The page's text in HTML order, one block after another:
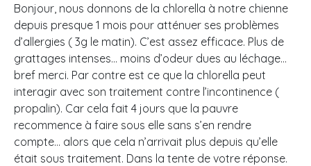
Bonjour, nous donnons de la chlorella à notre chienne
depuis presque 1 mois pour atténuer ses problèmes
d’allergies ( 3g le matin). C’est assez efficace. Plus de
grattages intenses… moins d’odeur dues au léchage…
bref merci. Par contre est ce que la chlorella peut
interagir avec son traitement contre l’incontinence (
propalin). Car cela fait 4 jours que la pauvre
recommence à faire sous elle sans s’en rendre
compte… alors que cela n’arrivait plus depuis qu’elle
était sous traitement. Dans la tente de votre réponse.